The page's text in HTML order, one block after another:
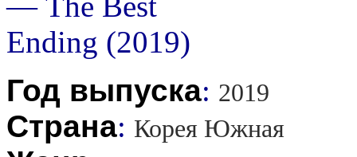
Год выпуска: 2019
Страна: Корея Южная